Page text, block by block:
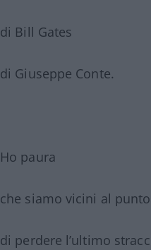
di Bill Gates
di Giuseppe Conte.
Ho paura
che siamo vicini al
di perdere l’ultimo